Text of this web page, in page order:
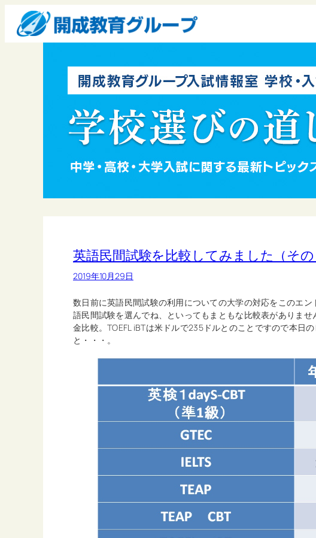
英語民間試験を比較してみました（その
2019年10月29日
数日前に英語民間試験の利用についての大学の対応をこのエ
語民間試験を選んでね、といってもまともな比較表がありま
金比較。TOEFL iBTは米ドルで235ドルとのことですので本日
と・・・。